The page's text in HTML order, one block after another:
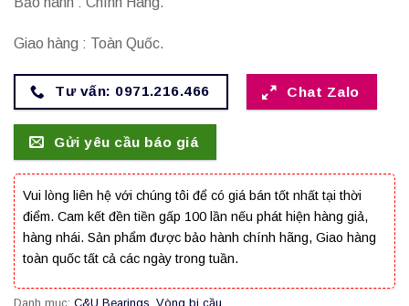
Giao hàng : Toàn Quốc.
Tư vấn: 0971.216.466 Chat Zalo
Gửi yêu cầu báo giá
Vui lòng liên hệ với chúng tôi để có giá bán tốt nhất tại thời
điểm. Cam kết đền tiền gấp 100 lần nếu phát hiện hàng giả,
hàng nhái. Sản phẩm được bảo hành chính hãng, Giao hàng
toàn quốc tất cả các ngày trong tuần.
Danh mục: C&U Bearings, Vòng bi cầu